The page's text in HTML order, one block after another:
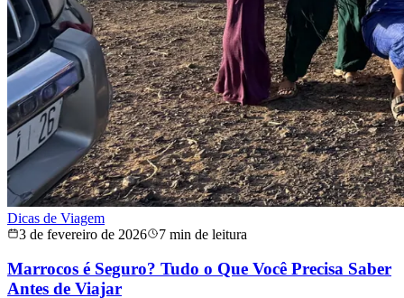
Dicas de Viagem
3 de fevereiro de 2026
7 min de leitura
Marrocos é Seguro? Tudo o Que Você Precisa Saber
Antes de Viajar